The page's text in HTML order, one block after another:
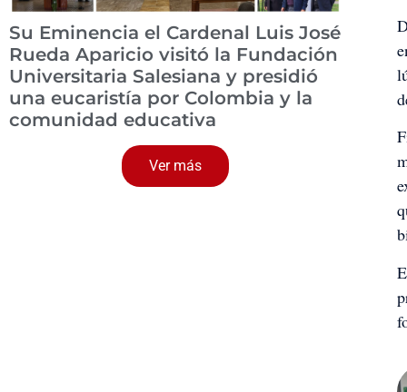
Su Eminencia el Cardenal Luis José
Rueda Aparicio visitó la Fundación
Universitaria Salesiana y presidió
una eucaristía por Colombia y la
comunidad educativa
Ver más